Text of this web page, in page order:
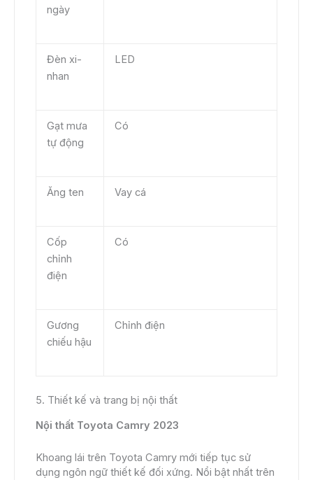
ngày
Đèn xi-
nhan
LED
Gạt mưa
tự động
Có
Ăng ten Vay cá
Cốp
chỉnh
điện
Có
Gương
chiếu hậu
Chỉnh điện
5. Thiết kế và trang bị nội thất
Nội thất Toyota Camry 2023
Khoang lái trên Toyota Camry mới tiếp tục sử
dụng ngôn ngữ thiết kế đối xứng. Nổi bật nhất trên